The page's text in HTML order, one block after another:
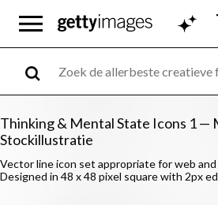
Thinking & Mental State Icons 1 —
Stockillustratie
Vector line icon set appropriate for web
Designed in 48 x 48 pixel square with 2px